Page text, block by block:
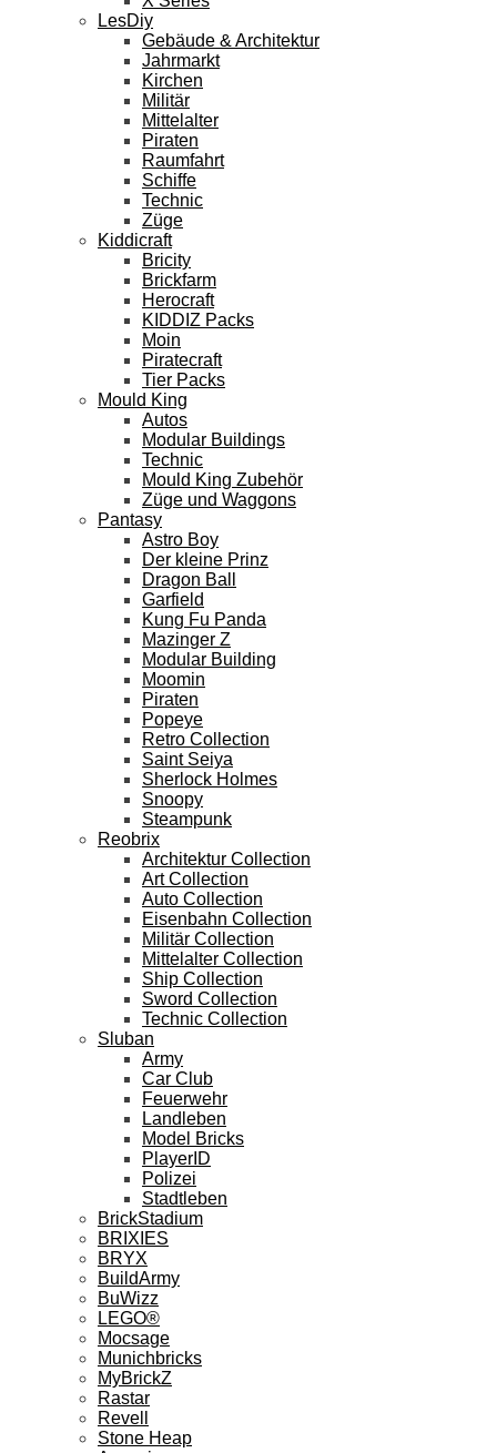
LesDiy
Gebäude & Architektur
Jahrmarkt
Kirchen
Militär
Mittelalter
Piraten
Raumfahrt
Schiffe
Technic
Züge
Kiddicraft
Bricity
Brickfarm
Herocraft
KIDDIZ Packs
Moin
Piratecraft
Tier Packs
Mould King
Autos
Modular Buildings
Technic
Mould King Zubehör
Züge und Waggons
Pantasy
Astro Boy
Der kleine Prinz
Dragon Ball
Garfield
Kung Fu Panda
Mazinger Z
Modular Building
Moomin
Piraten
Popeye
Retro Collection
Saint Seiya
Sherlock Holmes
Snoopy
Steampunk
Reobrix
Architektur Collection
Art Collection
Auto Collection
Eisenbahn Collection
Militär Collection
Mittelalter Collection
Ship Collection
Sword Collection
Technic Collection
Sluban
Army
Car Club
Feuerwehr
Landleben
Model Bricks
PlayerID
Polizei
Stadtleben
BrickStadium
BRIXIES
BRYX
BuildArmy
BuWizz
LEGO®
Mocsage
Munichbricks
MyBrickZ
Rastar
Revell
Stone Heap